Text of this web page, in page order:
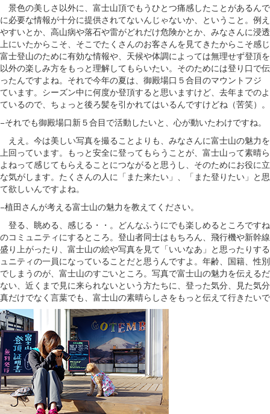
景色の美しさ以外に、富士山頂でもうひとつ痛感したことがあるん
に必要な情報が十分に提供されてないんじゃないか、ということ。例
やすいとか、高山病や落石や雷がどれだけ危険かとか、みなさんに浸
上にいたからこそ、そこでたくさんのお客さんを見てきたからこそ感
富士登山のために有効な情報や、天候や体調によっては無理せず登頂
以外の楽しみ方をもっと理解してもらいたい。そのためには登り口で
ったんですよね。それで今年の夏は、御殿場口５合目のマウントフ
ています。シーズン中に何度か登頂すると思いますけど、去年までの
ているので、ちょっと後ろ髪を引かれてはいるんですけどね（苦笑）。
−それでも御殿場口新５合目で活動したいと、心が動いたわけですね。
ええ。今は美しい写真を撮ることよりも、みなさんに富士山の魅力
上回っています。もっと安全に登ってもらうことが、富士山って素晴
よねって感じてもらえることにつながると思うし、そのためにお役に
な気がします。たくさんの人に「また来たい」、「また登りたい」と
て欲しいんですよね。
−植田さんが考える富士山の魅力を教えてください。
登る、眺める、感じる・・。どんなふうにでも楽しめるところです
のコミュニティにするところ。登山者同士はもちろん、飛行機や新幹
盛り上がったり、富士山の絵や写真を見て「いいなあ」と思ったりす
ュニティの一員になっていることだと思うんですよ。年齢、国籍、性
でしまうのが、富士山のすごいところ。写真で富士山の魅力を伝える
ない、近くまで見に来られないという方たちに、登った気分、見た気
真だけでなく言葉でも、富士山の素晴らしさをもっと伝えて行きたい